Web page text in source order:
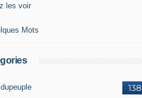
les voir
Mots
138